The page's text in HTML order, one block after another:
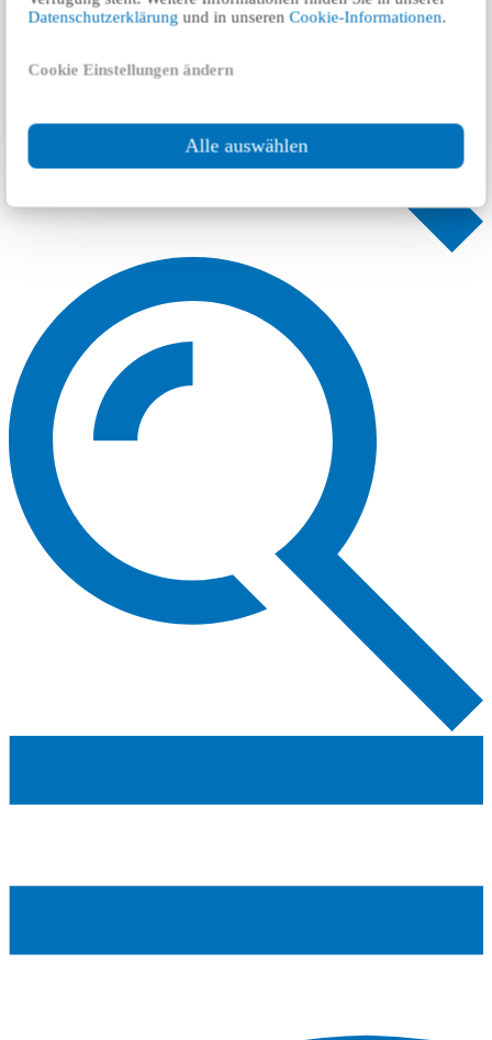
Datenschutzerklärung und in unserenCookie-Informationen.
Cookie Einstellungen ändern
Alle auswählen